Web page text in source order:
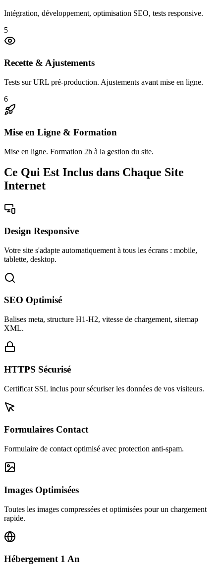
Intégration, développement, optimisation SEO, tests responsive.
5
Recette & Ajustements
Tests sur URL pré-production. Ajustements avant mise en ligne.
6
Mise en Ligne & Formation
Mise en ligne. Formation 2h à la gestion du site.
Ce Qui Est Inclus dans Chaque Site
Internet
Design Responsive
Votre site s'adapte automatiquement à tous les écrans : mobile,
tablette, desktop.
SEO Optimisé
Balises meta, structure H1-H2, vitesse de chargement, sitemap
XML.
HTTPS Sécurisé
Certificat SSL inclus pour sécuriser les données de vos visiteurs.
Formulaires Contact
Formulaire de contact optimisé avec protection anti-spam.
Images Optimisées
Toutes les images compressées et optimisées pour un chargement
rapide.
Hébergement 1 An